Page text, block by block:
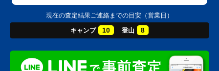
現在の査定結果ご連絡までの目安（営業日）
キャンプ 10 登山 8